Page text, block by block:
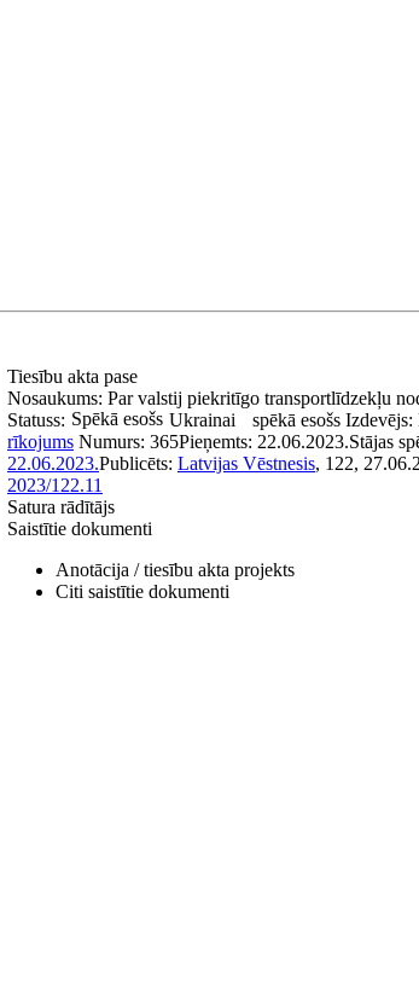
Tiesību akta pase
Nosaukums: Par valstij piekritīgo transportlīdzekļu
Ukrainai
Statuss: Spēkā esošs spēkā esošs Izdevējs:
rīkojums Numurs: 365Pieņemts: 22.06.2023.Stājas
22.06.2023.Publicēts: Latvijas Vēstnesis, 122,
2023/122.11
Satura rādītājs
Saistītie dokumenti
Anotācija / tiesību akta projekts
Citi saistītie dokumenti